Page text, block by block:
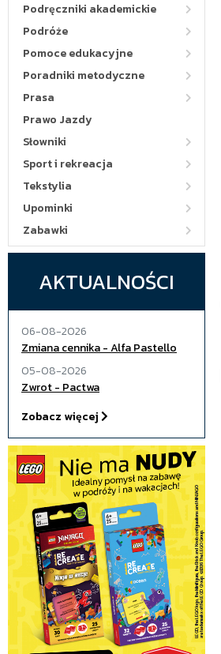
Podręczniki akademickie
Podróże
Pomoce edukacyjne
Poradniki metodyczne
Prasa
Prawo Jazdy
Słowniki
Sport i rekreacja
Tekstylia
Upominki
Zabawki
AKTUALNOŚCI
06-08-2026
Zmiana cennika - Alfa Pastello
05-08-2026
Zwrot - Pactwa
Zobacz więcej